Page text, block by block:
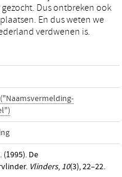
Dus ontbreken ook
En dus weten we
verdwenen is.
("Naamsvermelding-
(1995). De
Vlinders, 10(3), 22–22.